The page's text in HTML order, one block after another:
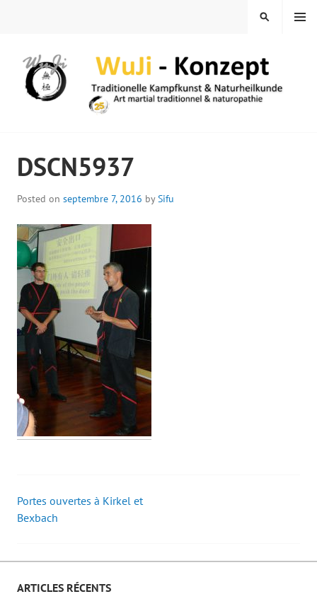
MENU
SEARCH
DSCN5937
Posted on septembre 7, 2016 bySifu
Post
Portes ouvertes à Kirkel et
Bexbach
ARTICLES RÉCENTS